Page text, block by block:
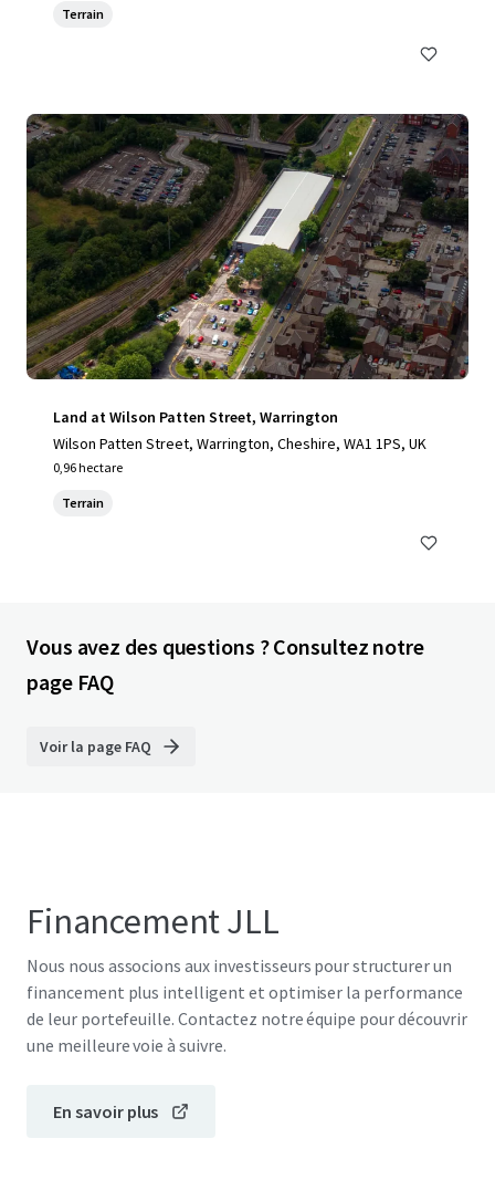
Terrain
Land at Wilson Patten Street, Warrington
Wilson Patten Street, Warrington, Cheshire, WA1 1PS, UK
0,96 hectare
Terrain
Vous avez des questions ? Consultez notre
page FAQ
Voir la page FAQ
Financement JLL
Nous nous associons aux investisseurs pour structurer un
financement plus intelligent et optimiser la performance
de leur portefeuille. Contactez notre équipe pour découvrir
une meilleure voie à suivre.
En savoir plus